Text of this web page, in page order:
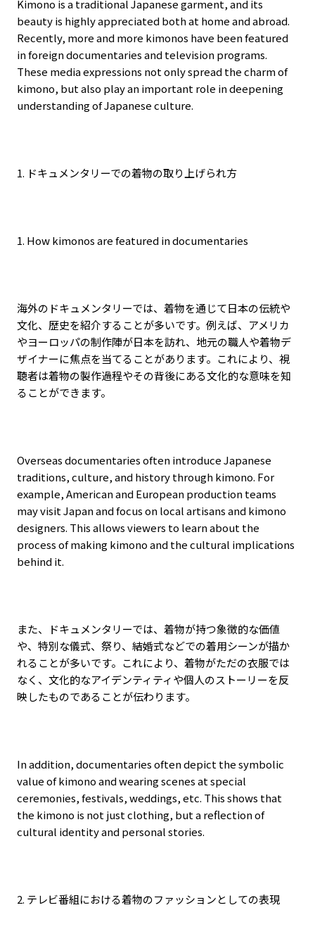
Kimono is a traditional Japanese garment, and its
beauty is highly appreciated both at home and abroad.
Recently, more and more kimonos have been featured
in foreign documentaries and television programs.
These media expressions not only spread the charm of
kimono, but also play an important role in deepening
understanding of Japanese culture.
1. ドキュメンタリーでの着物の取り上げられ方
1. How kimonos are featured in documentaries
海外のドキュメンタリーでは、着物を通じて日本の伝統や
文化、歴史を紹介することが多いです。例えば、アメリカ
やヨーロッパの制作陣が日本を訪れ、地元の職人や着物デ
ザイナーに焦点を当てることがあります。これにより、視
聴者は着物の製作過程やその背後にある文化的な意味を知
ることができます。
Overseas documentaries often introduce Japanese
traditions, culture, and history through kimono. For
example, American and European production teams
may visit Japan and focus on local artisans and kimono
designers. This allows viewers to learn about the
process of making kimono and the cultural implications
behind it.
また、ドキュメンタリーでは、着物が持つ象徴的な価値
や、特別な儀式、祭り、結婚式などでの着用シーンが描か
れることが多いです。これにより、着物がただの衣服では
なく、文化的なアイデンティティや個人のストーリーを反
映したものであることが伝わります。
In addition, documentaries often depict the symbolic
value of kimono and wearing scenes at special
ceremonies, festivals, weddings, etc. This shows that
the kimono is not just clothing, but a reflection of
cultural identity and personal stories.
2. テレビ番組における着物のファッションとしての表現